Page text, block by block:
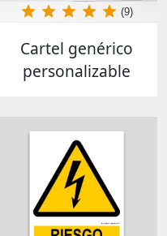
Cartel genérico
personalizable
(9)